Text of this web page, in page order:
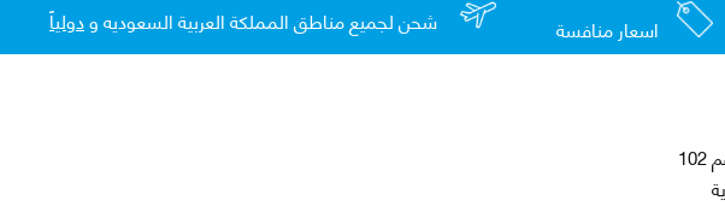
اسعار منافسة شحن لجميع مناطق المملكة العربية السعوديه ودولياً